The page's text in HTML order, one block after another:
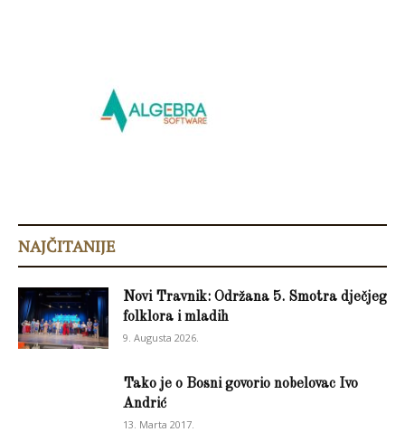
NAJČITANIJE
Novi Travnik: Održana 5. Smotra dječjeg
folklora i mladih
9. Augusta 2026.
Tako je o Bosni govorio nobelovac Ivo
Andrić
13. Marta 2017.